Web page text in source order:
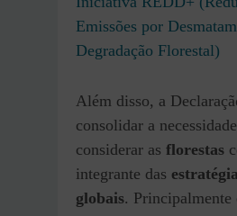
Emissões por
Degradação Florestal)
Além disso, a
consolidar a
considerar as florestas
integrante das
globais. Principalmente